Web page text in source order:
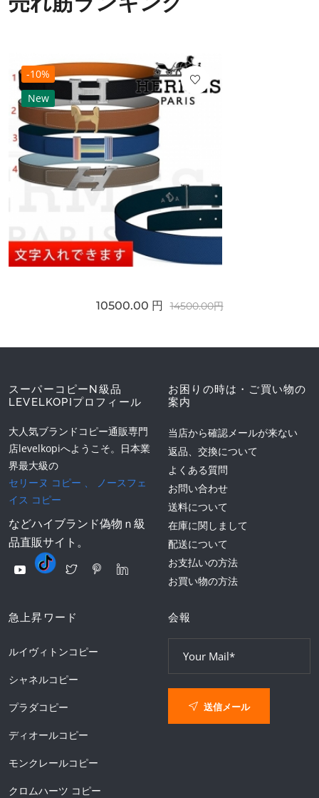
-10%
New
10500.00 円 14500.00円
スーパーコピーN級品
LEVELKOPIプロフィール
大人気ブランドコピー通販専門
店levelkopiへようこそ。日本業
界最大級の
セリーヌ コピー 、
ノースフェ
イス コピー
などハイブランド偽物ｎ級
品直販サイト。
お困りの時は・ご買い物の
案内
当店から確認メールが来ない
返品、交換について
よくある質問
お問い合わせ
送料について
在庫に関しまして
配送について
お支払いの方法
お買い物の方法
急上昇ワード
ルイヴィトンコピー
シャネルコピー
プラダコピー
ディオールコピー
モンクレールコピー
クロムハーツ コピー
会報
送信メール